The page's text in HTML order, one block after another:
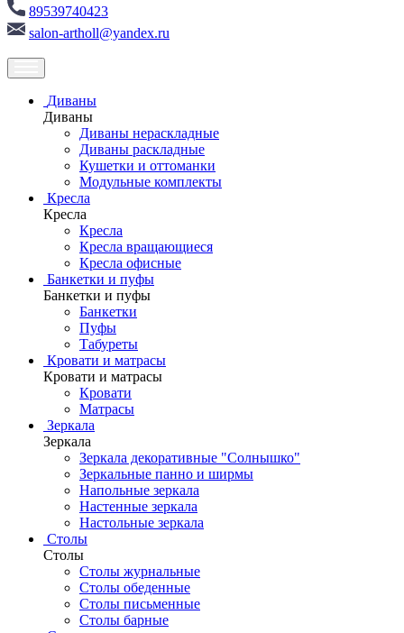
89539740423
salon-artholl@yandex.ru
Диваны
Диваны
Диваны нераскладные
Диваны раскладные
Кушетки и оттоманки
Модульные комплекты
Кресла
Кресла
Кресла
Кресла вращающиеся
Кресла офисные
Банкетки и пуфы
Банкетки и пуфы
Банкетки
Пуфы
Табуреты
Кровати и матрасы
Кровати и матрасы
Кровати
Матрасы
Зеркала
Зеркала
Зеркала декоративные "Солнышко"
Зеркальные панно и ширмы
Напольные зеркала
Настенные зеркала
Настольные зеркала
Столы
Столы
Столы журнальные
Столы обеденные
Столы письменные
Столы барные